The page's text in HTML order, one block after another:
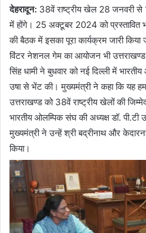
देहरादून: 38वें राष्ट्रीय खेल 28 जनवरी
में होंगे। 25 अक्टूबर 2024 को
की बैठक में इसका पूरा कार्यक्रम जारी किया
विंटर नेशनल गेम का आयोजन भी उत्तराखण्ड
सिंह धामी ने बुधवार को नई दिल्ली में
उषा से भेंट की। मुख्यमंत्री ने कहा कि यह
उत्तराखण्ड को 38वें राष्ट्रीय खेलों की
भारतीय ओलम्पिक संघ की अध्यक्ष डॉ. पी.टी
मुख्यमंत्री ने उन्हें श्री बद्रीनाथ और
किया।